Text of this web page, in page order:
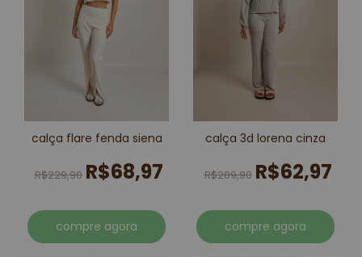
calça flare fenda siena
R$229,90 R$68,97
compre agora
calça 3d lorena cinza
R$209,90 R$62,97
compre agora